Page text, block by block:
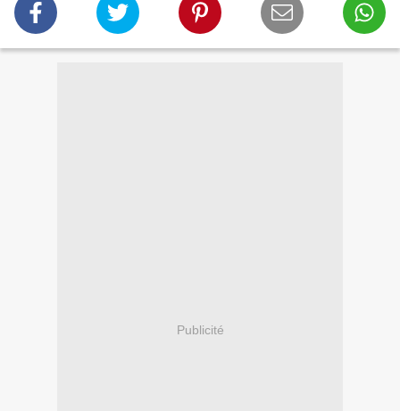
Publicité